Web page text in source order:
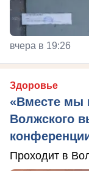
вчера в 19:26
Здоровье
«Вместе мы
Волжского
Проходит в